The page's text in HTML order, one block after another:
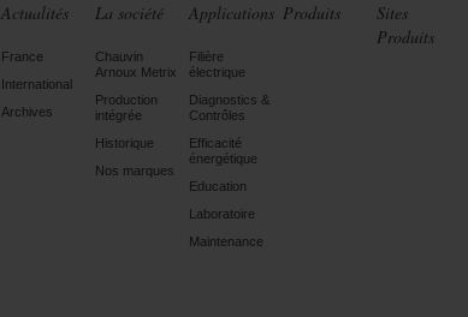
Actualités
France
International
Archives
La société
Chauvin
Arnoux Metrix
Production
intégrée
Historique
Nos marques
Applications
Filière
électrique
Diagnostics &
Contrôles
Efficacité
énergétique
Education
Laboratoire
Maintenance
Produits
Sites
Produits